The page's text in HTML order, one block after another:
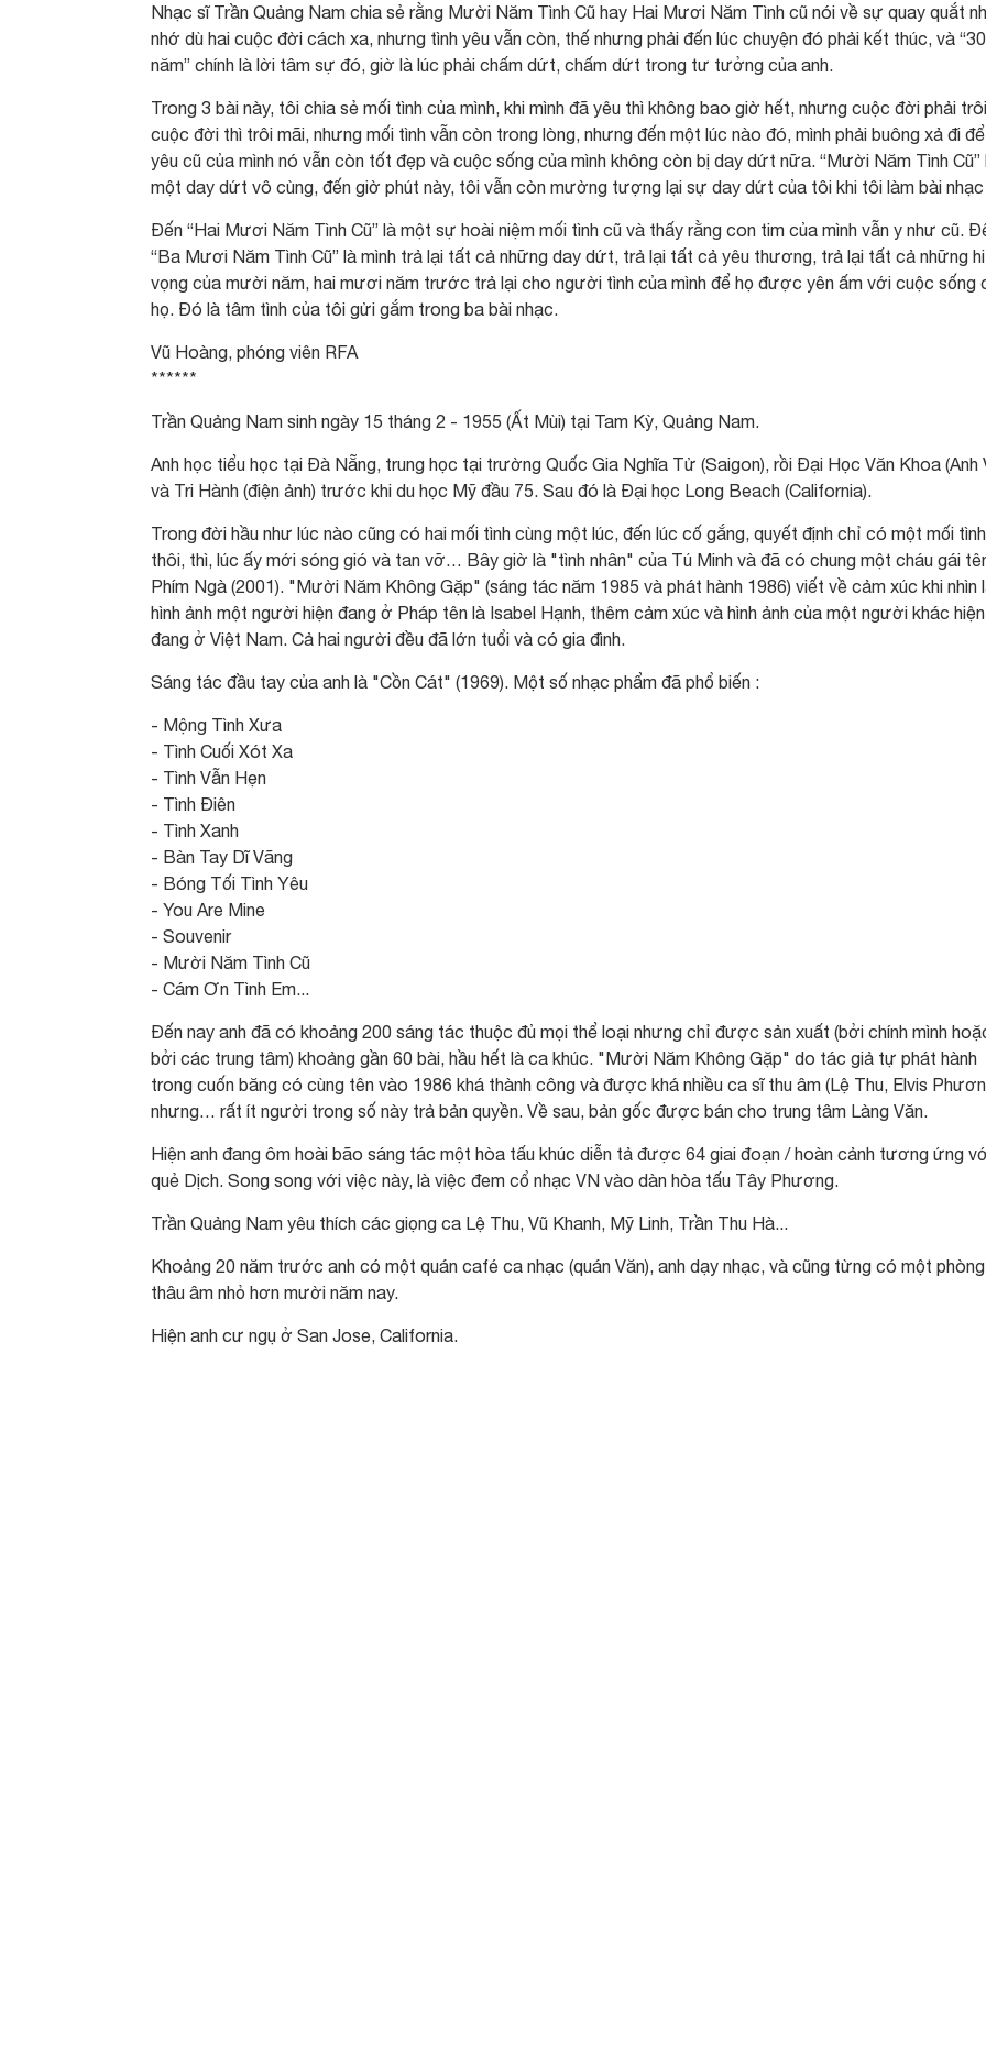
Nhạc sĩ Trần Quảng Nam chia sẻ rằng Mười Năm Tình Cũ hay Hai Mươi Năm Tình cũ nói về sự quay quắt
nhớ dù hai cuộc đời cách xa, nhưng tình yêu vẫn còn, thế nhưng phải đến lúc chuyện đó phải kết thúc, và “30
năm” chính là lời tâm sự đó, giờ là lúc phải chấm dứt, chấm dứt trong tư tưởng của anh.
Trong 3 bài này, tôi chia sẻ mối tình của mình, khi mình đã yêu thì không bao giờ hết, nhưng cuộc đời phải
cuộc đời thì trôi mãi, nhưng mối tình vẫn còn trong lòng, nhưng đến một lúc nào đó, mình phải buông xả đi
yêu cũ của mình nó vẫn còn tốt đẹp và cuộc sống của mình không còn bị day dứt nữa. “Mười Năm Tình Cũ”
một day dứt vô cùng, đến giờ phút này, tôi vẫn còn mường tượng lại sự day dứt của tôi khi tôi làm bài
Đến “Hai Mươi Năm Tình Cũ” là một sự hoài niệm mối tình cũ và thấy rằng con tim của mình vẫn y như cũ.
“Ba Mươi Năm Tình Cũ” là mình trả lại tất cả những day dứt, trả lại tất cả yêu thương, trả lại tất cả những hi
vọng của mười năm, hai mươi năm trước trả lại cho người tình của mình để họ được yên ấm với cuộc sống
họ. Đó là tâm tình của tôi gửi gắm trong ba bài nhạc.
Vũ Hoàng, phóng viên RFA
******
Trần Quảng Nam sinh ngày 15 tháng 2 - 1955 (Ất Mùi) tại Tam Kỳ, Quảng Nam.
Anh học tiểu học tại Ðà Nẵng, trung học tại trường Quốc Gia Nghĩa Tử (Saigon), rồi Ðại Học Văn Khoa (Anh
và Tri Hành (điện ảnh) trước khi du học Mỹ đầu 75. Sau đó là Ðại học Long Beach (California).
Trong đời hầu như lúc nào cũng có hai mối tình cùng một lúc, đến lúc cố gắng, quyết định chỉ có một mối tình
thôi, thì, lúc ấy mới sóng gió và tan vỡ… Bây giờ là "tình nhân" của Tú Minh và đã có chung một cháu gái
Phím Ngà (2001). "Mười Năm Không Gặp" (sáng tác năm 1985 và phát hành 1986) viết về cảm xúc khi nhìn
hình ảnh một người hiện đang ở Pháp tên là Isabel Hạnh, thêm cảm xúc và hình ảnh của một người khác hiện
đang ở Việt Nam. Cả hai người đều đã lớn tuổi và có gia đình.
Sáng tác đầu tay của anh là "Cồn Cát" (1969). Một số nhạc phẩm đã phổ biến :
- Mộng Tình Xưa
- Tình Cuối Xót Xa
- Tình Vẫn Hẹn
- Tình Điên
- Tình Xanh
- Bàn Tay Dĩ Vãng
- Bóng Tối Tình Yêu
- You Are Mine
- Souvenir
- Mười Năm Tình Cũ
- Cám Ơn Tình Em...
Đến nay anh đã có khoảng 200 sáng tác thuộc đủ mọi thể loại nhưng chỉ được sản xuất (bởi chính mình
bởi các trung tâm) khoảng gần 60 bài, hầu hết là ca khúc. "Mười Năm Không Gặp" do tác giả tự phát hành
trong cuốn băng có cùng tên vào 1986 khá thành công và được khá nhiều ca sĩ thu âm (Lệ Thu, Elvis
nhưng… rất ít người trong số này trả bản quyền. Về sau, bản gốc được bán cho trung tâm Làng Văn.
Hiện anh đang ôm hoài bão sáng tác một hòa tấu khúc diễn tả được 64 giai đoạn / hoàn cảnh tương ứng
quẻ Dịch. Song song với việc này, là việc đem cổ nhạc VN vào dàn hòa tấu Tây Phương.
Trần Quảng Nam yêu thích các giọng ca Lệ Thu, Vũ Khanh, Mỹ Linh, Trần Thu Hà...
Khoảng 20 năm trước anh có một quán café ca nhạc (quán Văn), anh dạy nhạc, và cũng từng có một phòng
thâu âm nhỏ hơn mười năm nay.
Hiện anh cư ngụ ở San Jose, California.